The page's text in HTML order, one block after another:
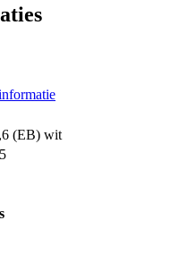
(EB) wit